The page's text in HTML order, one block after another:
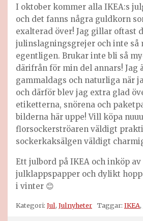
I oktober kommer alla IKEA:s
och det fanns några guldkorn
exalterad över! Jag gillar oftast
julinslagningsgrejer och inte så
egentligen. Brukar inte bli så
därifrån för min del annars! Jag
gammaldags och naturliga när
och därför blev jag extra glad
etiketterna, snörena och
bilderna här uppe! Vill köpa
florsockerströaren väldigt
sockerkaksälgen väldigt
Ett julbord på IKEA och inköp
julklappspapper och dylikt
i vinter 😊
Kategori: Jul, Julnyheter Taggar: IKEA,